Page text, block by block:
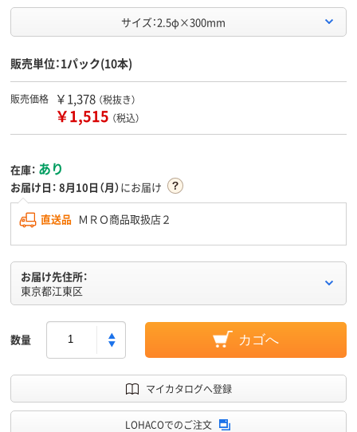
サイズ：2.5φ×300mm
販売単位：1パック(10本)
販売価格 ￥1,378 （税抜き）
￥1,515 （税込）
在庫： あり
お届け日： 8月10日（月）にお届け
直送品 ＭＲＯ商品取扱店２
お届け先住所：
東京都江東区
数量 カゴへ
マイカタログへ登録
LOHACOでのご注文